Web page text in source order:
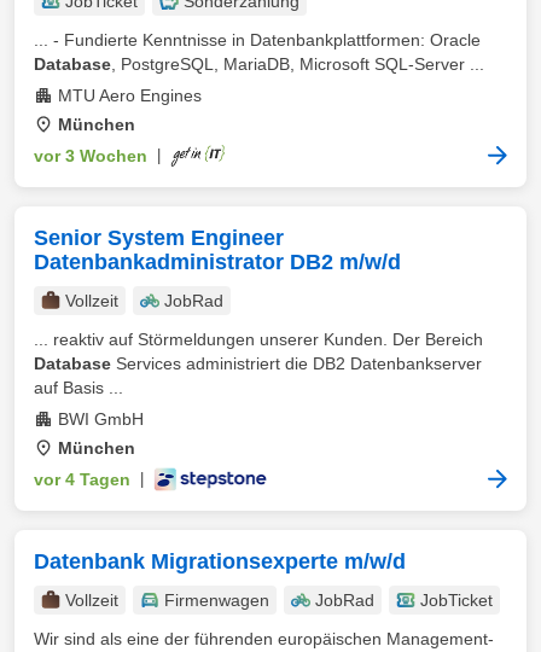
... - Fundierte Kenntnisse in Datenbankplattformen: Oracle
Database , PostgreSQL, MariaDB, Microsoft SQL-Server ...
MTU Aero Engines
München
vor 3 Wochen
Senior System Engineer
Datenbankadministrator DB2 m/w/d
Vollzeit
JobRad
... reaktiv auf Störmeldungen unserer Kunden. Der Bereich
Database Services administriert die DB2 Datenbankserver
auf Basis ...
BWI GmbH
München
vor 4 Tagen
Datenbank Migrationsexperte m/w/d
Vollzeit Firmenwagen JobRad
JobTicket
Wir sind als eine der führenden europäischen Management-